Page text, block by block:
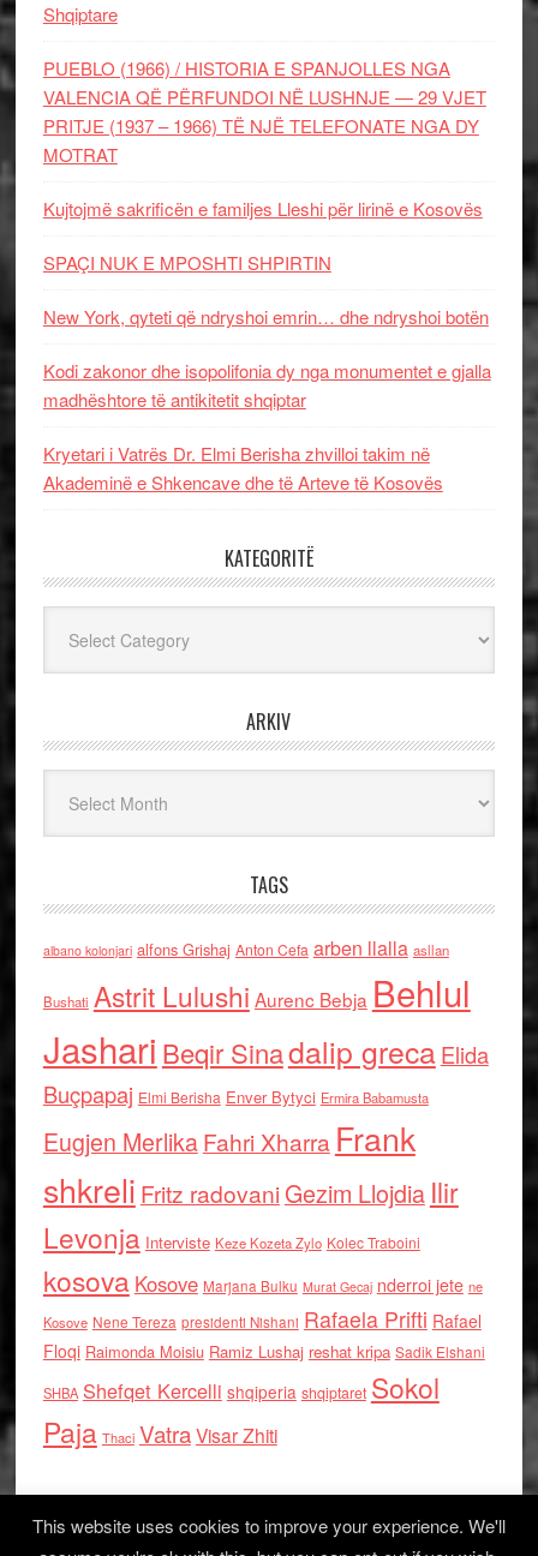
Shqiptare
PUEBLO (1966) / HISTORIA E SPANJOLLES NGA
VALENCIA QË PËRFUNDOI NË LUSHNJE — 29 VJET
PRITJE (1937 – 1966) TË NJË TELEFONATE NGA DY
MOTRAT
Kujtojmë sakrificën e familjes Lleshi për lirinë e Kosovës
SPAÇI NUK E MPOSHTI SHPIRTIN
New York, qyteti që ndryshoi emrin… dhe ndryshoi botën
Kodi zakonor dhe isopolifonia dy nga monumentet e gjalla
madhështore të antikitetit shqiptar
Kryetari i Vatrës Dr. Elmi Berisha zhvilloi takim në
Akademinë e Shkencave dhe të Arteve të Kosovës
KATEGORITË
ARKIV
TAGS
albano kolonjari alfons Grishaj Anton Cefa arben llalla asllan
Bushati Astrit Lulushi Aurenc Bebja Behlul
Jashari Beqir Sinadalip grecaElida
Buçpapaj Elmi Berisha Enver Bytyci Ermira Babamusta
Eugjen MerlikaFahri Xharra Frank
shkreli Fritz radovaniGezim Llojdia Ilir
Levonja Interviste Keze Kozeta Zylo Kolec Traboini
kosova Kosove Marjana Bulku Murat Gecaj nderroi jete ne
Kosove Nene Tereza presidenti Nishani Rafaela Prifti Rafael
Floqi Raimonda Moisiu Ramiz Lushaj reshat kripa Sadik Elshani
SHBA Shefqet Kercelli shqiperia shqiptaret Sokol
Paja Thaci VatraVisar Zhiti
This website uses cookies to improve your experience. We'll